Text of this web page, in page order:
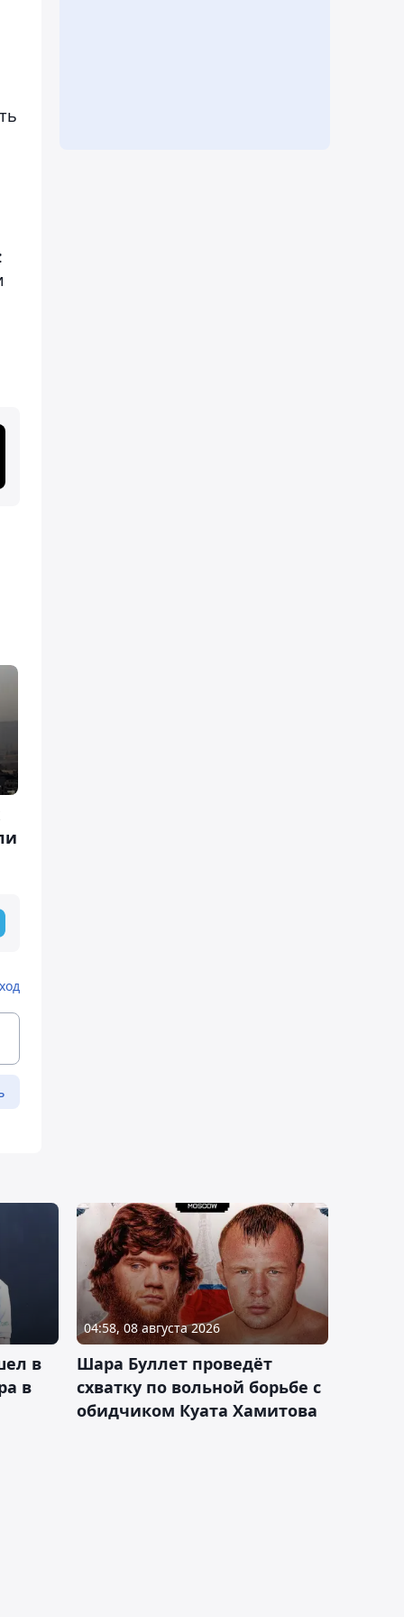
в
в
04:58, 08 августа 2026
Шара Буллет проведёт
схватку по вольной борьбе с
обидчиком Куата Хамитова